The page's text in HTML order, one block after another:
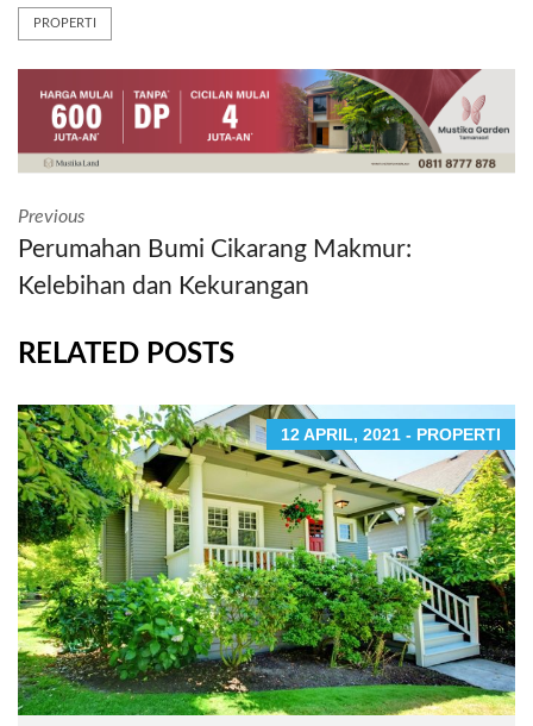
PROPERTI
Previous
Perumahan Bumi Cikarang Makmur:
Kelebihan dan Kekurangan
RELATED POSTS
12 APRIL, 2021 - PROPERTI